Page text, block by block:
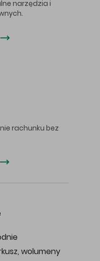
narzędzia i
rachunku bez
wolumeny